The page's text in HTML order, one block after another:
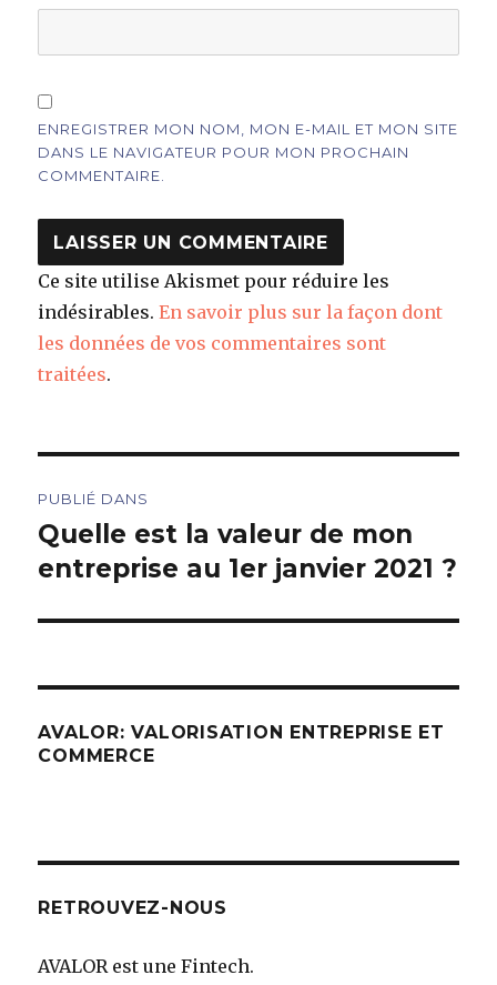
ENREGISTRER MON NOM, MON E-MAIL ET MON SITE
DANS LE NAVIGATEUR POUR MON PROCHAIN
COMMENTAIRE.
Ce site utilise Akismet pour réduire les
indésirables.En savoir plus sur la façon dont
les données de vos commentaires sont
traitées.
de
l’article
PUBLIÉ DANS
Quelle est la valeur de mon
entreprise au 1er janvier 2021 ?
AVALOR: VALORISATION ENTREPRISE ET
COMMERCE
RETROUVEZ-NOUS
AVALOR est une Fintech.